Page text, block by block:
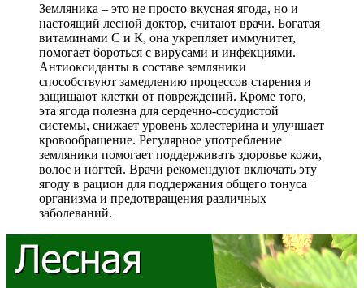
Земляника – это не просто вкусная ягода, но и
настоящий лесной доктор, считают врачи. Богатая
витаминами С и К, она укрепляет иммунитет,
помогает бороться с вирусами и инфекциями.
Антиоксиданты в составе земляники
способствуют замедлению процессов старения и
защищают клетки от повреждений. Кроме того,
эта ягода полезна для сердечно-сосудистой
системы, снижает уровень холестерина и улучшает
кровообращение. Регулярное употребление
земляники помогает поддерживать здоровье кожи,
волос и ногтей. Врачи рекомендуют включать эту
ягоду в рацион для поддержания общего тонуса
организма и предотвращения различных
заболеваний.